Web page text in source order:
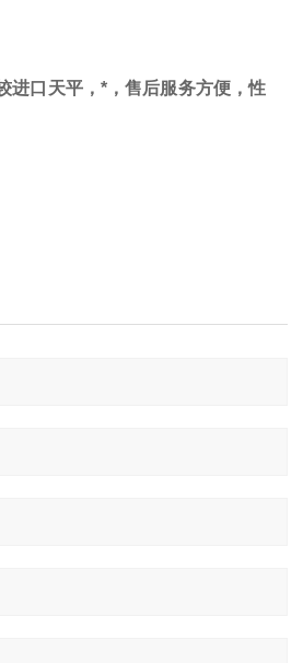
进口天平，*，售后服务方便，性